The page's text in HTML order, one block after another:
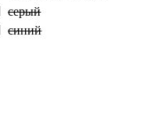
серый
синий